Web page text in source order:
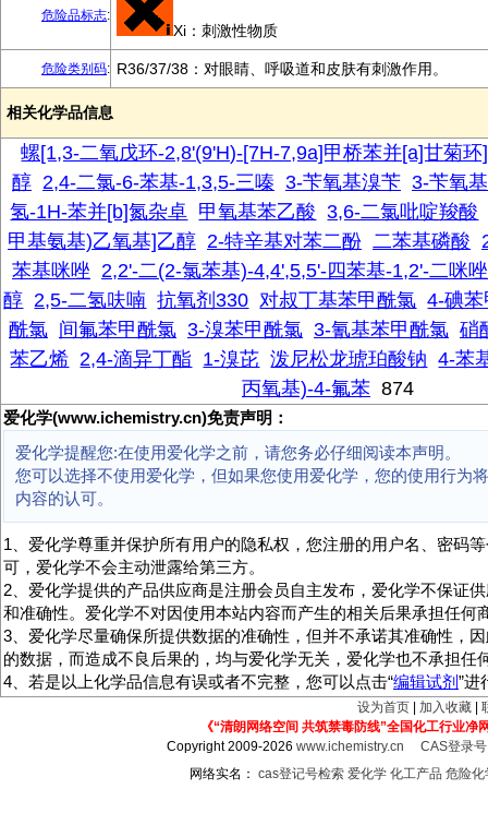
危险品标志:
Xi：刺激性物质
危险类别码: R36/37/38：对眼睛、呼吸道和皮肤有刺激作用。
相关化学品信息
螺[1,3-二氧戊环-2,8'(9'H)-[7H-7,9a]甲桥苯并[a]甘菊环]
醇 2,4-二氯-6-苯基-1,3,5-三嗪 3-苄氧基溴苄 3-苄氧
氢-1H-苯并[b]氮杂卓 甲氧基苯乙酸 3,6-二氯吡啶羧酸
甲基氨基)乙氧基]乙醇 2-特辛基对苯二酚 二苯基磷酸
苯基咪唑 2,2'-二(2-氯苯基)-4,4',5,5'-四苯基-1,2'-二咪唑
醇 2,5-二氢呋喃 抗氧剂330 对叔丁基苯甲酰氯 4-碘
酰氯 间氟苯甲酰氯 3-溴苯甲酰氯 3-氰基苯甲酰氯 硝
苯乙烯 2,4-滴异丁酯 1-溴芘 泼尼松龙琥珀酸钠 4-苯
丙氧基)-4-氟苯 874
爱化学(www.ichemistry.cn)免责声明：
爱化学提醒您:在使用爱化学之前，请您务必仔细阅读本声明。
您可以选择不使用爱化学，但如果您使用爱化学，您的使用行为
内容的认可。
1、爱化学尊重并保护所有用户的隐私权，您注册的用户名、密码
可，爱化学不会主动泄露给第三方。
2、爱化学提供的产品供应商是注册会员自主发布，爱化学不保证
和准确性。爱化学不对因使用本站内容而产生的相关后果承担任何
3、爱化学尽量确保所提供数据的准确性，但并不承诺其准确性，
的数据，而造成不良后果的，均与爱化学无关，爱化学也不承担任
4、若是以上化学品信息有误或者不完整，您可以点击“编辑试剂”进
设为首页 加入收藏
《“清朗网络空间 共筑禁毒防线”全国化工行业净
Copyright 2009-2026www.ichemistry.cn
CAS登录
网络实名： cas登记号检索 爱化学 化工产品 危险化